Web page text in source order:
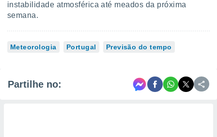
instabilidade atmosférica até meados da próxima
semana.
Meteorologia Portugal Previsão do tempo
Partilhe no: